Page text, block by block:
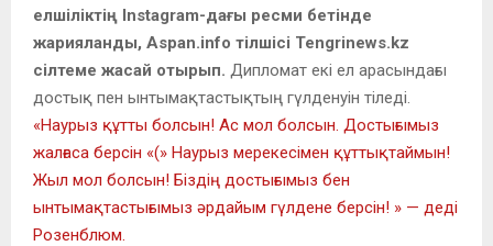
елшіліктің Instagram-дағы ресми бетінде
жарияланды, Aspan.info тілшісі Tengrinews.kz
сілтеме жасай отырып. Дипломат екі ел арасындағы
достық пен ынтымақтастықтың гүлденуін тіледі.
«Наурыз құтты болсын! Ас мол болсын. Достығымыз
жалғаса берсін «(» Наурыз мерекесімен құттықтаймын!
Жыл мол болсын! Біздің достығымыз бен
ынтымақтастығымыз әрдайым гүлдене берсін! » — деді
Розенблюм.